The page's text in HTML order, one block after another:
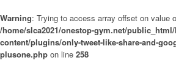
Warning: Trying to access array offset on value
/home/slca2021/onestop-gym.net/
content/plugins/only-tweet-like-share-and-
plusone.php on line 258